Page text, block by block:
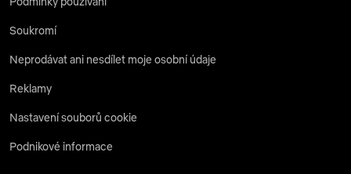
Soukromí
Neprodávat ani nesdílet moje osobní údaje
Reklamy
Nastavení souborů cookie
Podnikové informace